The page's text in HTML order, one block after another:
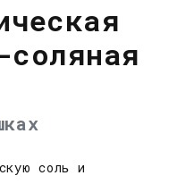
соль и